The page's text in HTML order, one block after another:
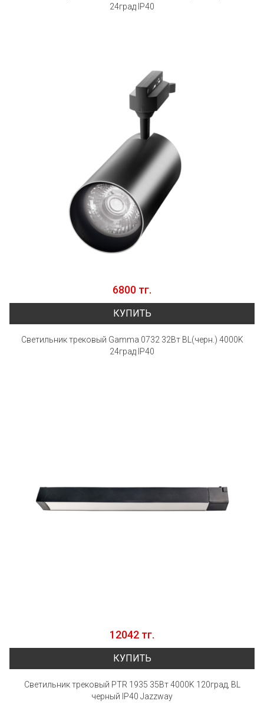
24град IP40
6800 тг.
КУПИТЬ
Светильник трековый Gamma 0732 32Вт BL(черн.) 4000K
24град IP40
12042 тг.
КУПИТЬ
Светильник трековый PTR 1935 35Вт 4000K 120град, BL
черный IP40 Jazzway